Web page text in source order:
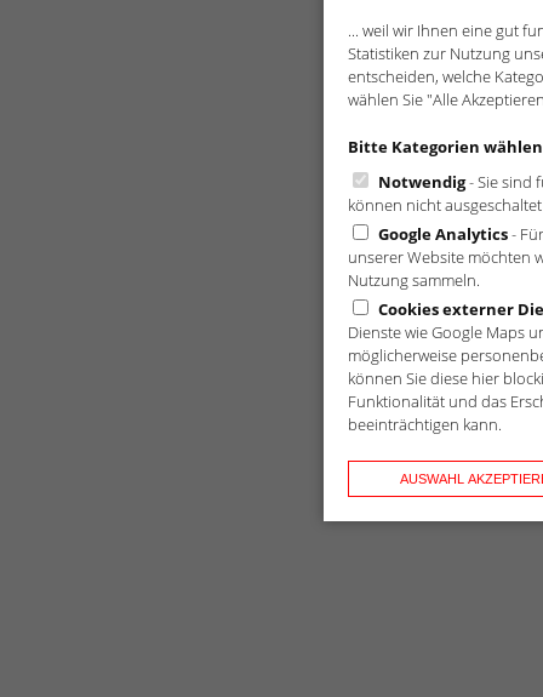
... weil wir Ihnen eine gut
Statistiken zur Nutzung
entscheiden, welche
wählen Sie "Alle
Bitte Kategorien
Notwendig- Sie sind
können nicht
Google Analytics-
unserer Website möchten
Nutzung sammeln.
Cookies externer
Dienste wie Google Maps
möglicherweise
können Sie diese hier
Funktionalität und das
beeinträchtigen kann.
AUSWAHL